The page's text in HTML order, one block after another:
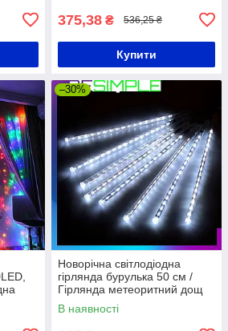
375,38 ₴ 536,25 ₴
Купити
–30%
Новорічна світлодіодна
гірлянда бурулька 50 см /
Гірлянда метеоритний дощ
Білий
В наявності